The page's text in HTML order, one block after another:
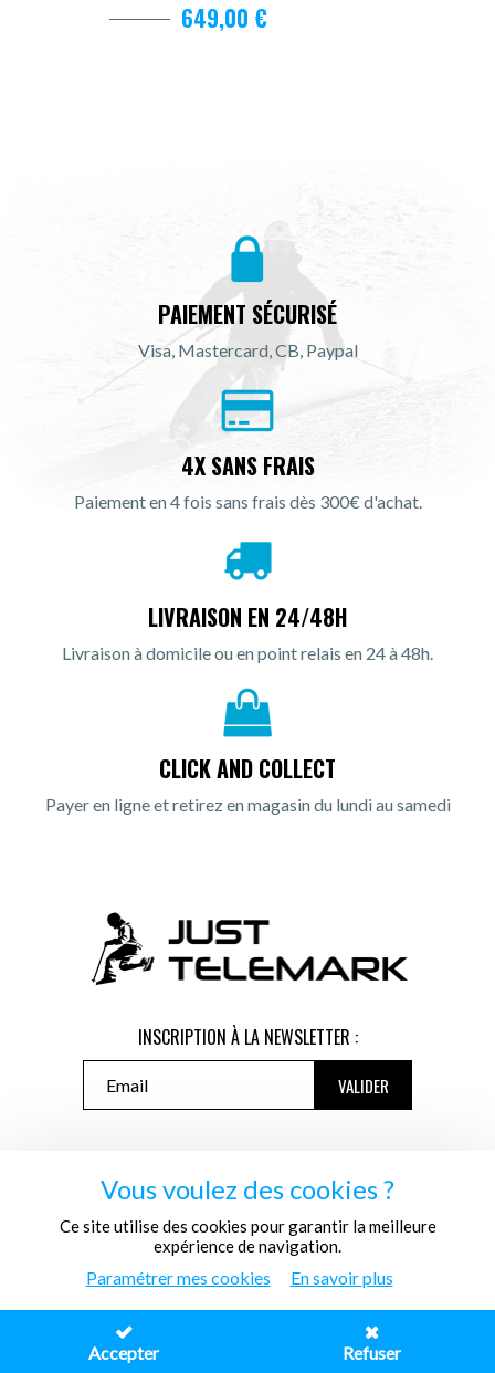
649,00 €
PAIEMENT SÉCURISÉ
Visa, Mastercard, CB, Paypal
4X SANS FRAIS
Paiement en 4 fois sans frais dès 300€ d'achat.
LIVRAISON EN 24/48H
Livraison à domicile ou en point relais en 24 à 48h.
CLICK AND COLLECT
Payer en ligne et retirez en magasin du lundi au samedi
INSCRIPTION À LA NEWSLETTER :
© TKS
Créé avec passion parPure Illusion
Vous voulez des cookies ?
Ce site utilise des cookies pour garantir la meilleure
expérience de navigation.
Paramétrer mes cookies En savoir plus
Accepter Refuser